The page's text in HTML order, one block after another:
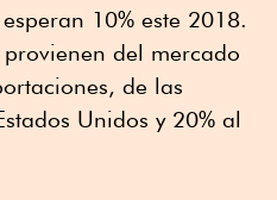
10% este 2018.
provienen del mercado
de las
Unidos y 20% al